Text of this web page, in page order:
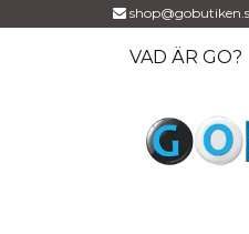
VAD ÄR GO?